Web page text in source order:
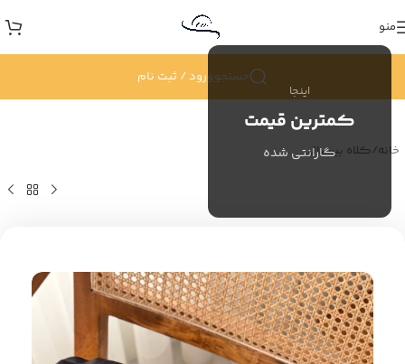
اینجا
کمترین قیمت
گارانتی شده
منو
جستجوورود / ثبت نام
خانه/کلاه بیسبالی